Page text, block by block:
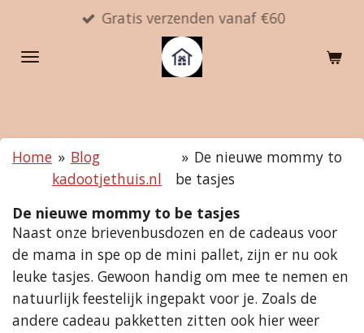
naar
Gratis verzenden vanaf €60
Home » Blog
kadootjethuis.nl
» De nieuwe mommy to
be tasjes
De nieuwe mommy to be tasjes
Naast onze brievenbusdozen en de cadeaus voor
de mama in spe op de mini pallet, zijn er nu ook
leuke tasjes. Gewoon handig om mee te nemen en
natuurlijk feestelijk ingepakt voor je. Zoals de
andere cadeau pakketten zitten ook hier weer